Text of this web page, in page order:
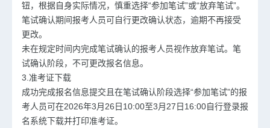
钮，根据自身实际情况，慎重选择“参加笔试”或“放弃笔试”。
笔试确认期间报考人员可自行更改确认状态，逾期不再接受
更改。
未在规定时间内完成笔试确认的报考人员视作放弃笔试。笔
试确认阶段，不可更改报名信息。
3.准考证下载
成功完成报名信息提交且在笔试确认阶段选择“参加笔试”的报
考人员可在2026年3月26日10:00至3月27日16:00自行登录报
名系统下载并打印准考证。